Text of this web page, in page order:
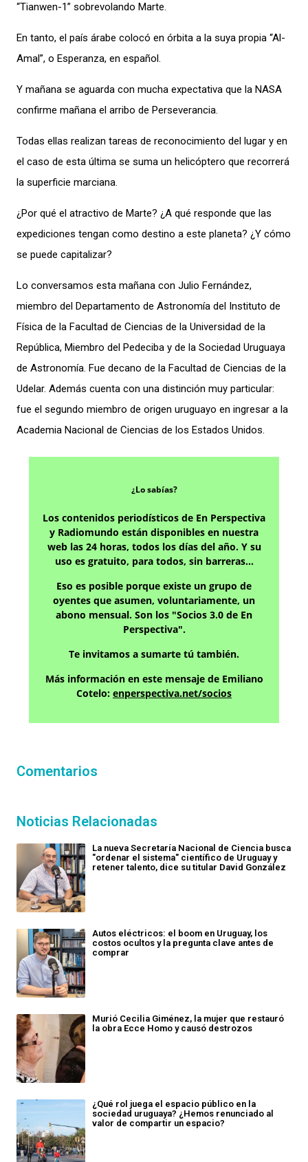
“Tianwen-1” sobrevolando Marte.
En tanto, el país árabe colocó en órbita a la suya propia “Al-
Amal”, o Esperanza, en español.
Y mañana se aguarda con mucha expectativa que la NASA
confirme mañana el arribo de Perseverancia.
Todas ellas realizan tareas de reconocimiento del lugar y en
el caso de esta última se suma un helicóptero que recorrerá
la superficie marciana.
¿Por qué el atractivo de Marte? ¿A qué responde que las
expediciones tengan como destino a este planeta? ¿Y cómo
se puede capitalizar?
Lo conversamos esta mañana con Julio Fernández,
miembro del Departamento de Astronomía del Instituto de
Física de la Facultad de Ciencias de la Universidad de la
República, Miembro del Pedeciba y de la Sociedad Uruguaya
de Astronomía. Fue decano de la Facultad de Ciencias de la
Udelar. Además cuenta con una distinción muy particular:
fue el segundo miembro de origen uruguayo en ingresar a la
Academia Nacional de Ciencias de los Estados Unidos.
¿Lo sabías?
Los contenidos periodísticos de En Perspectiva
y Radiomundo están disponibles en nuestra
web las 24 horas, todos los días del año. Y su
uso es gratuito, para todos, sin barreras…
Eso es posible porque existe un grupo de
oyentes que asumen, voluntariamente, un
abono mensual. Son los "Socios 3.0 de En
Perspectiva".
Te invitamos a sumarte tú también.
Más información en este mensaje de Emiliano
Cotelo: enperspectiva.net/socios
Comentarios
Noticias Relacionadas
La nueva Secretaría Nacional de Ciencia busca
"ordenar el sistema" científico de Uruguay y
retener talento, dice su titular David González
Autos eléctricos: el boom en Uruguay, los
costos ocultos y la pregunta clave antes de
comprar
Murió Cecilia Giménez, la mujer que restauró
la obra Ecce Homo y causó destrozos
¿Qué rol juega el espacio público en la
sociedad uruguaya? ¿Hemos renunciado al
valor de compartir un espacio?